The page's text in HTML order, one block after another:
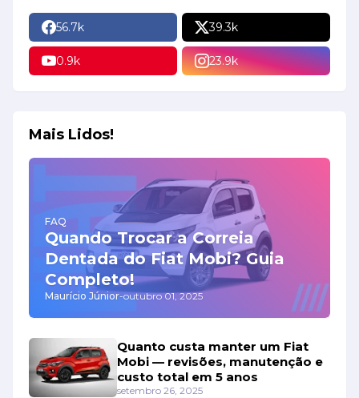
56.7k 39.3k
0.9k 23.9k
Mais Lidos!
FAQ
Quando Trocar a Correia
Dentada do Fiat Mobi? Guia
Completo!
Maurício Júnior-outubro 01, 2025
Quanto custa manter um Fiat
Mobi — revisões, manutenção e
custo total em 5 anos
setembro 26, 2025